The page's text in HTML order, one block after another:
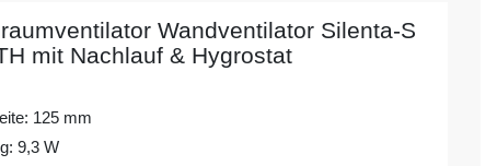
Wandventilator Silenta-S
mit Nachlauf & Hygrostat
125 mm
9,3 W